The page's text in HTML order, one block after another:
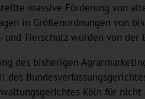
massive Förderung von
in Größenordnungen von
Tierschutz würden von der
des bisherigen
Köln für